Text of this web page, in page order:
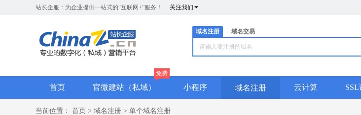
站长企服：为企业提供一站式的“互联网+”服务！ 关注我们
域名注册 域名交易
首页 官微建站（私域）
免费
小程序 域名注册 云计算
当前位置： 首页 > 域名注册 > 单个域名注册